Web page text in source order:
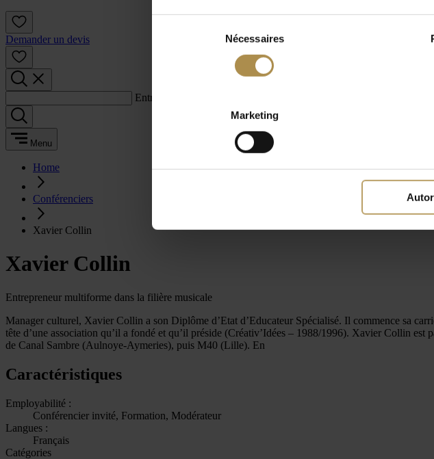
Nécessaires
Marketing
Demander un devis
Entrez un terme de recherche :
Menu
Home
Conférenciers
Xavier Collin
Xavier Collin
Entrepreneur multiforme dans la filière musicale
Manager culturel, Xavier Collin a son Diplôme d’Etat d’Educateur Spécialisé. Il commence sa
tête d’une association qu’il a fondé et qu’il préside (Créativ’Idées – 1988/1996). Xavier Collin
de Canal Sambre (Aulnoye-Aymeries), puis M40 (Lille). En
Caractéristiques
Employabilité :
Conférencier invité, Formation, Modérateur
Langues :
Français
Catégories